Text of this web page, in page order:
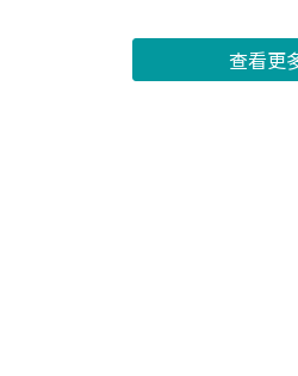
?・蕾姆 愛蜜莉雅 新CX連動 : 0Lv. 蕾姆 : 連動派效果 倒置對手 控
查看更